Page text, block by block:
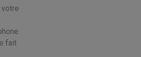
fait